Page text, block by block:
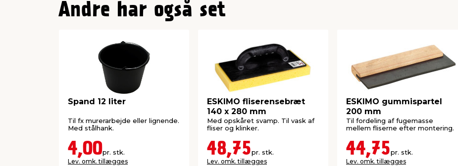
Andre har også set
Spand 12 liter
Til fx murerarbejde eller lignende.
Med stålhank.
4,00pr. stk.
Lev. omk. tillægges
ESKIMO fliserensebræt
140 x 280 mm
Med opskåret svamp. Til vask af
fliser og klinker.
48,75pr. stk.
Lev. omk. tillægges
ESKIMO gummispartel
200 mm
Til fordeling af fugemasse
mellem fliserne efter montering.
44,75pr. stk.
Lev. omk. tillægges